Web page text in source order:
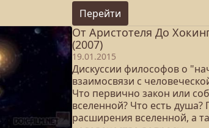
Перейти
От Аристотеля До
(2007)
19.01.2015
Дискуссии философов о
взаимосвязи с
Что первично закон или
вселенной? Что есть
расширения вселенной, а